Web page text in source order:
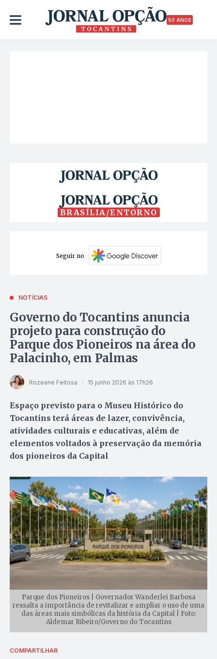
50 ANOS
BRASÍLIA/ENTORNO
Seguir no
NOTÍCIAS
Governo do Tocantins anuncia
projeto para construção do
Parque dos Pioneiros na área do
Palacinho, em Palmas
Rozeane Feitosa 15 junho 2026 às 17h26
Espaço previsto para o Museu Histórico do
Tocantins terá áreas de lazer, convivência,
atividades culturais e educativas, além de
elementos voltados à preservação da memória
dos pioneiros da Capital
Parque dos Pioneiros | Governador Wanderlei Barbosa
ressalta a importância de revitalizar e ampliar o uso de uma
das áreas mais simbólicas da história da Capital | Foto:
Aldemar Ribeiro/Governo do Tocantins
COMPARTILHAR